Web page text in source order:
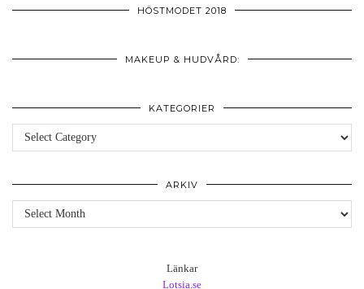
HÖSTMODET 2018
MAKEUP & HUDVÅRD:
KATEGORIER
Kategorier
ARKIV
Arkiv
Länkar
Lotsia.se